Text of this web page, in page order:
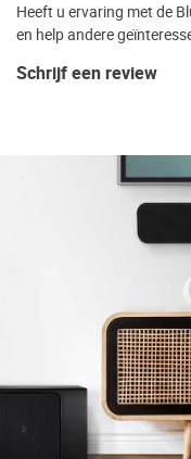
Heeft u ervaring met de
en help andere
Schrijf een review